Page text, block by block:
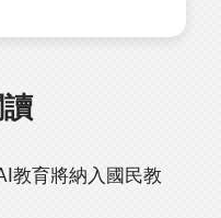
教育將納入國民教